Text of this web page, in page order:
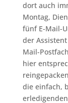
dort auch
Montag,
fünf E-Mail-
der
Mail-
hier
die einfach,